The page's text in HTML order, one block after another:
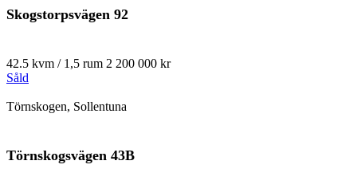
Skogstorpsvägen 92
42.5 kvm / 1,5 rum 2 200 000 kr
Såld
Törnskogen, Sollentuna
Törnskogsvägen 43B